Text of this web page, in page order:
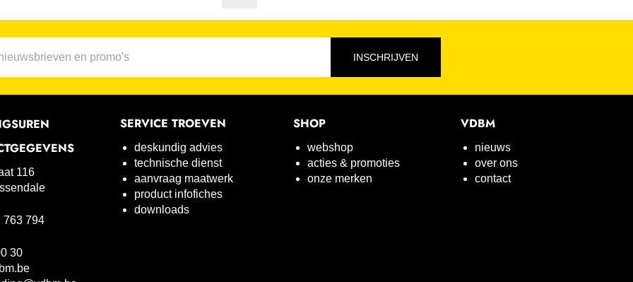
INSCHRIJVEN
116
763 794
30
SERVICE TROEVEN
deskundig advies
technische dienst
aanvraag maatwerk
product infofiches
downloads
SHOP
webshop
acties & promoties
onze merken
VDBM
nieuws
over ons
contact